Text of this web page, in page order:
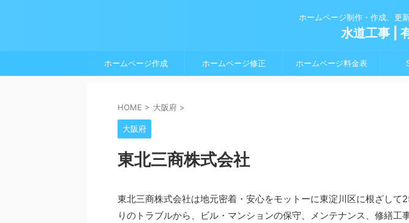
ホームページ制作・作成、更
水道工事 |
ホームページ作成 ホームページ修正 ホームページ料金表
HOME > 大阪府 >
大阪府
東北三商株式会社
東北三商株式会社は地元密着・安心をモットーに東淀川区に根ざして
りのトラブルから、ビル・マンションの保守、メンテナンス、修繕工